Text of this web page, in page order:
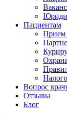
Пациентам
Прием
Вопрос
Отзывы
Блог